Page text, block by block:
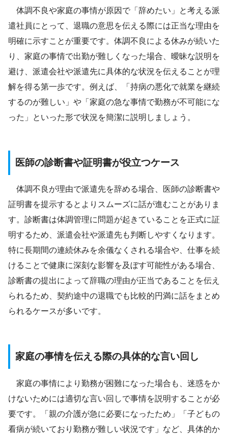
体調不良や家庭の事情が原因で「辞めたい」と考える派
遣社員にとって、退職の意思を伝える際には正当な理由を
明確に示すことが重要です。体調不良による休みが続いた
り、家庭の事情で出勤が難しくなった場合、曖昧な説明を
避け、派遣会社や派遣先に具体的な状況を伝えることが理
解を得る第一歩です。例えば、「持病の悪化で就業を継続
するのが難しい」や「家庭の急な事情で勤務が不可能にな
った」といった形で状況を簡潔に説明しましょう。
医師の診断書や証明書が役立つケース
体調不良が理由で派遣先を辞める場合、医師の診断書や
証明書を提示するとよりスムーズに話が進むことがありま
す。診断書は体調管理に問題が起きていることを正式に証
明するため、派遣会社や派遣先も判断しやすくなります。
特に長期間の連続休みを余儀なくされる場合や、仕事を続
けることで健康に深刻な影響を及ぼす可能性がある場合、
診断書の提出によって辞職の理由が正当であることを伝え
られるため、契約途中の退職でも比較的円満に話をまとめ
られるケースが多いです。
家庭の事情を伝える際の具体的な言い回し
家庭の事情により勤務が困難になった場合も、迷惑をか
けないためには適切な言い回しで事情を説明することが必
要です。「親の介護が急に必要になったため」「子どもの
看病が続いており勤務が難しい状況です」など、具体的か